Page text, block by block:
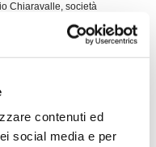
contenuti ed
social media e per
Chiaravalle, società
di riferimento pe...leggi
importante nel proprio
del Trofeo "Città di